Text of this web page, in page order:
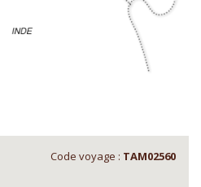
Code voyage : TAM02560